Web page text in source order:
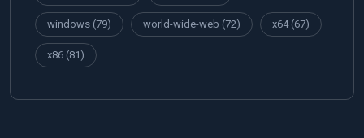
windows (79) world-wide-web (72) x64(67)
x86 (81)